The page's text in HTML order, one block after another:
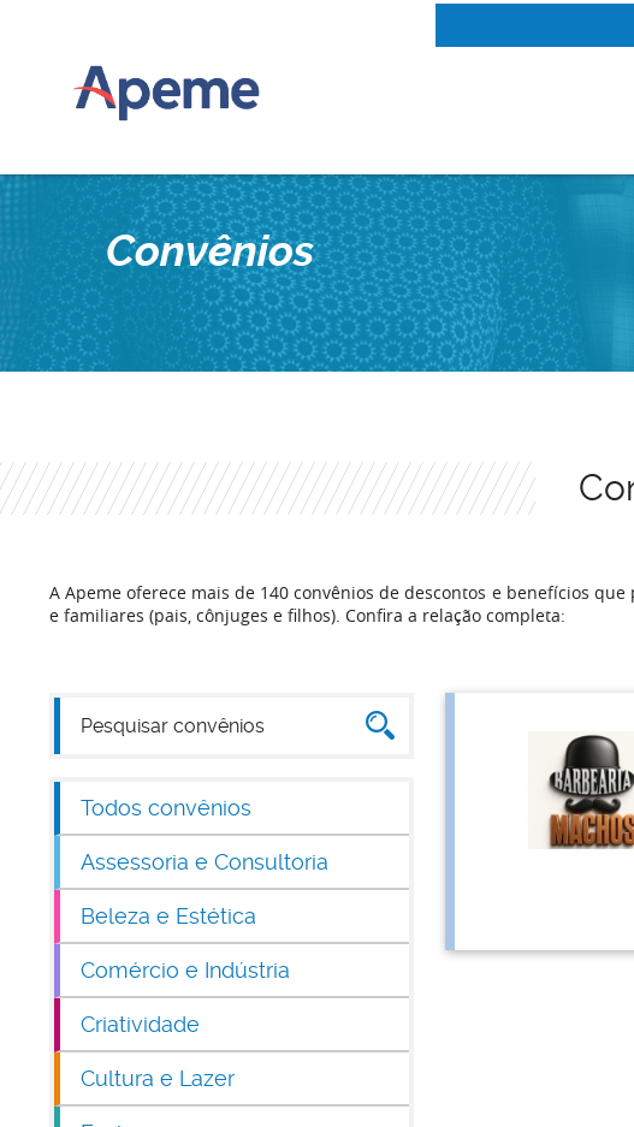
Convênios
A Apeme oferece mais de 140 convênios de descontos e benefícios
e familiares (pais, cônjuges e filhos). Confira a relação completa:
Todos convênios
Assessoria e Consultoria
Beleza e Estética
Comércio e Indústria
Criatividade
Cultura e Lazer